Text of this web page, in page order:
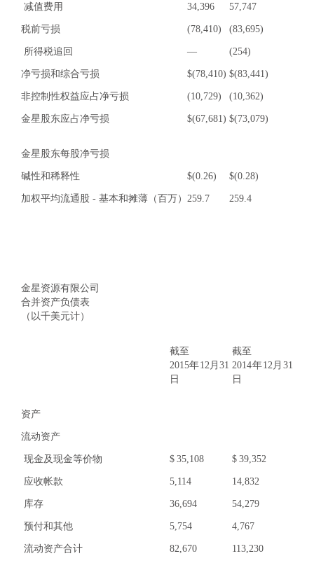
减值费用 34,396 57,747
税前亏损 (78,410) (83,695)
所得税追回 — (254)
净亏损和综合亏损 $(78,410) $(83,441)
非控制性权益应占净亏损 (10,729) (10,362)
金星股东应占净亏损 $(67,681) $(73,079)
金星股东每股净亏损
碱性和稀释性 $(0.26) $(0.28)
加权平均流通股 - 基本和摊薄（百万） 259.7 259.4
金星资源有限公司
合并资产负债表
（以千美元计）
截至
2015年12月31
日
截至
2014年12月31
日
资产
流动资产
现金及现金等价物 $ 35,108 $ 39,352
应收帐款 5,114 14,832
库存 36,694 54,279
预付和其他 5,754 4,767
流动资产合计 82,670 113,230